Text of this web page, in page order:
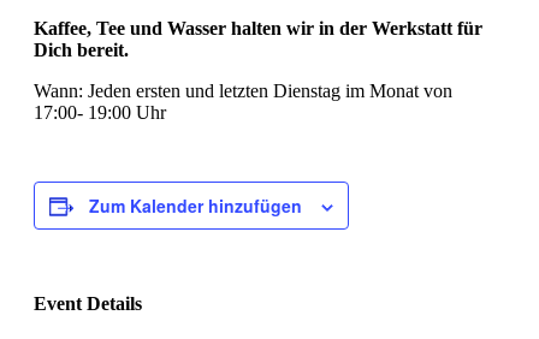
Kaffee, Tee und Wasser halten wir in der Werkstatt für
Dich bereit.
Wann: Jeden ersten und letzten Dienstag im Monat von
17:00- 19:00 Uhr
Zum Kalender hinzufügen
Event Details